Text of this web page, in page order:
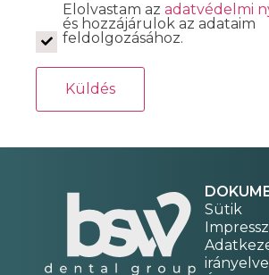
Elolvastam az adatvédelmi
és hozzájárulok az adataim
feldolgozásához.
Sütik